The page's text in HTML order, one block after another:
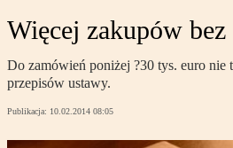
Więcej zakupów
Do zamówień poniżej ?30 tys. euro nie
przepisów ustawy.
Publikacja: 10.02.2014 08:05